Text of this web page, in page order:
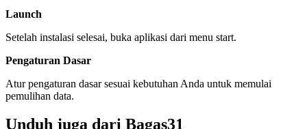
Launch
Setelah instalasi selesai, buka aplikasi dari menu start.
Pengaturan Dasar
Atur pengaturan dasar sesuai kebutuhan Anda untuk memulai
pemulihan data.
Unduh juga dari Bagas31